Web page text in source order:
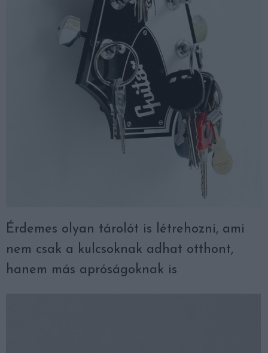
Érdemes olyan tárolót is létrehozni, ami
nem csak a kulcsoknak adhat otthont,
hanem más apróságoknak is